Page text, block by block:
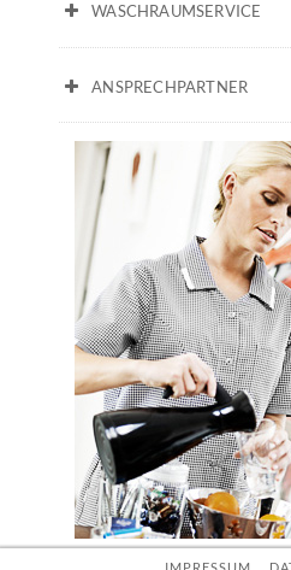
WASCHRAUMSERVICE
ANSPRECHPARTNER
T. 040 500 239 26
verkauf@alstertex.de